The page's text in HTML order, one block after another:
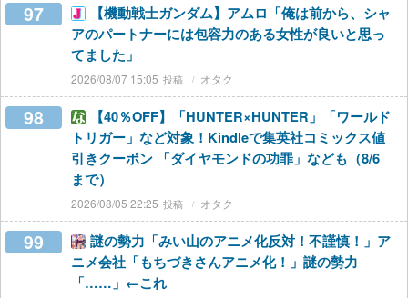
97
【機動戦士ガンダム】アムロ「俺は前から、シャ
アのパートナーには包容力のある女性が良いと思っ
てました」
2026/08/07 15:05 オタク
98
【40％OFF】「HUNTER×HUNTER」「ワールド
トリガー」など対象！Kindleで集英社コミックス値
引きクーポン 「ダイヤモンドの功罪」なども（8/6
まで）
2026/08/05 22:25 オタク
99
謎の勢力「みい山のアニメ化反対！不謹慎！」ア
ニメ会社「もちづきさんアニメ化！」謎の勢力
「……」←これ